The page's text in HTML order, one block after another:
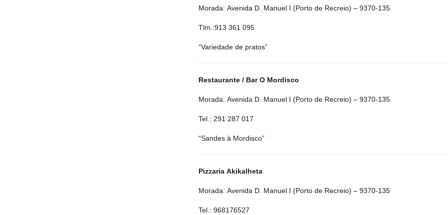
Morada: Avenida D. Manuel I (Porto de Recreio) – 9370-135
Tlm.:913 361 095
“Variedade de pratos”
Restaurante / Bar O Mordisco
Morada: Avenida D. Manuel I (Porto de Recreio) – 9370-135
Tel.: 291 287 017
“Sandes à Mordisco”
Pizzaria Akikalheta
Morada: Avenida D. Manuel I (Porto de Recreio) – 9370-135
Tel.: 968176527